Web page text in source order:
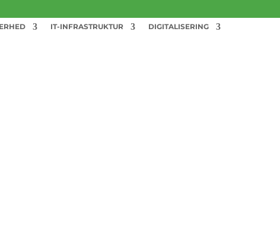
IT-INFRASTRUKTUR DIGITALISERING